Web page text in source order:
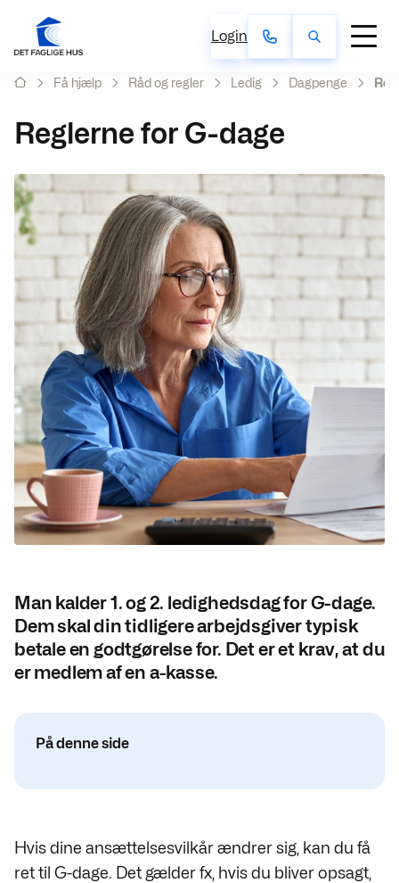
Login
Få hjælp Råd og regler Ledig Dagpenge
Reglerne for G-dage
Man kalder 1. og 2. ledighedsdag for G-dage.
Dem skal din tidligere arbejdsgiver typisk
betale en godtgørelse for. Det er et krav, at du
er medlem af en a-kasse.
På denne side
Hvis dine ansættelsesvilkår ændrer sig, kan du få
ret til G-dage. Det gælder fx, hvis du bliver opsagt,